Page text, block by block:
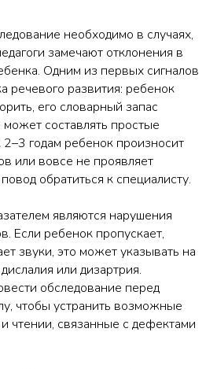
необходимо в случаях,
замечают отклонения в
Одним из первых сигналов
речевого развития: ребенок
его словарный запас
составлять простые
годам ребенок произносит
или вовсе не проявляет
обратиться к специалисту.
являются нарушения
Если ребенок пропускает,
звуки, это может указывать на
или дизартрия.
обследование перед
чтобы устранить возможные
чтении, связанные с дефектами